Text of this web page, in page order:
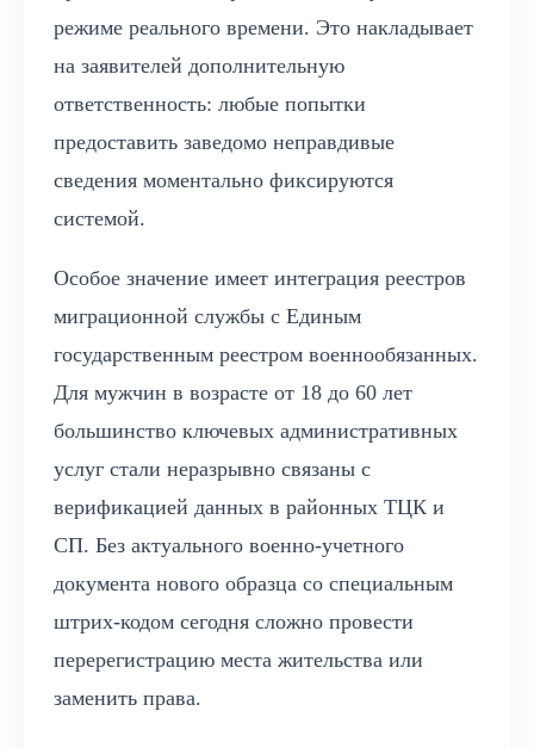
режиме реального времени. Это накладывает
на заявителей дополнительную
ответственность: любые попытки
предоставить заведомо неправдивые
сведения моментально фиксируются
системой.
Особое значение имеет интеграция реестров
миграционной службы с Единым
государственным реестром военнообязанных.
Для мужчин в возрасте от 18 до 60 лет
большинство ключевых административных
услуг стали неразрывно связаны с
верификацией данных в районных ТЦК и
СП. Без актуального военно-учетного
документа нового образца со специальным
штрих-кодом сегодня сложно провести
перерегистрацию места жительства или
заменить права.